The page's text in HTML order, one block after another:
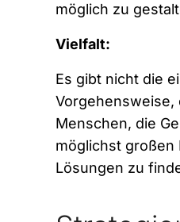
möglich zu
Vielfalt:
Es gibt nicht die
Vorgehensweise,
Menschen, die
möglichst großen
Lösungen zu